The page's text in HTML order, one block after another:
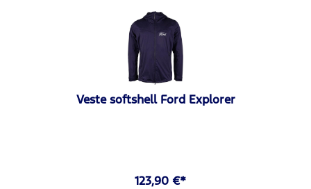
Veste softshell Ford Explorer
123,90 €*